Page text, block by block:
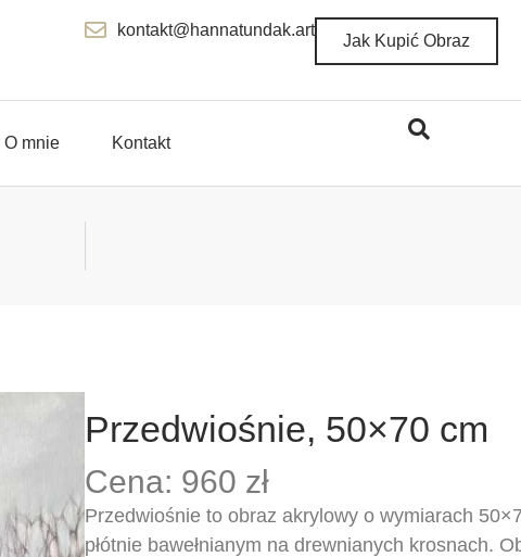
kontakt@hannatundak.art
Jak Kupić Obraz
O mnie Kontakt
Przedwiośnie, 50×70 cm
Cena: 960 zł
Przedwiośnie to obraz akrylowy o wymiarach
płótnie bawełnianym na drewnianych krosnach.